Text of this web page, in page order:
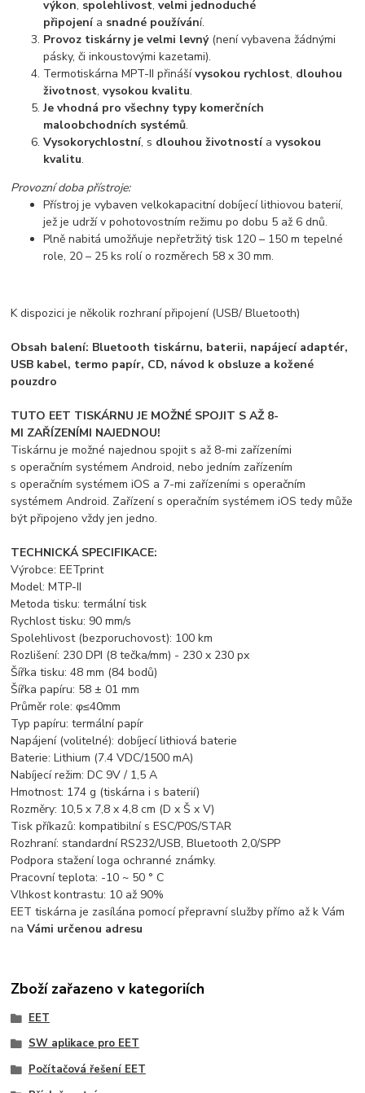
výkon, spolehlivost,velmi jednoduché
připojenía snadné používání.
Provoz tiskárny je velmi levný(není vybavena žádnými
pásky, či inkoustovými kazetami).
Termotiskárna MPT-II přinášívysokou rychlost, dlouhou
životnost, vysokou kvalitu.
Je vhodná pro všechny typy komerčních
maloobchodních systémů.
Vysokorychlostní, s dlouhou životnostíavysokou
kvalitu.
Provozní doba přístroje:
Přístroj je vybaven velkokapacitní dobíjecí lithiovou baterií,
jež je udrží v pohotovostním režimu po dobu 5 až 6 dnů.
Plně nabitá umožňuje nepřetržitý tisk 120 – 150 m tepelné
role, 20 – 25 ks rolí o rozměrech 58 x 30 mm.
K dispozici je několik rozhraní připojení (USB/ Bluetooth)
Obsah balení: Bluetooth tiskárnu, baterii, napájecí adaptér,
USB kabel, termo papír, CD, návod k obsluze a kožené
pouzdro
TUTO EET TISKÁRNU JE MOŽNÉ SPOJIT S AŽ 8-
MI ZAŘÍZENÍMI NAJEDNOU!
Tiskárnu je možné najednou spojit s až 8-mi zařízeními
s operačním systémem Android, nebo jedním zařízením
s operačním systémem iOS a 7-mi zařízeními s operačním
systémem Android. Zařízení s operačním systémem iOS tedy může
být připojeno vždy jen jedno.
TECHNICKÁ SPECIFIKACE:
Výrobce: EETprint
Model: MTP-II
Metoda tisku: termální tisk
Rychlost tisku: 90 mm/s
Spolehlivost (bezporuchovost): 100 km
Rozlišení: 230 DPI (8 tečka/mm) - 230 x 230 px
Šířka tisku: 48 mm (84 bodů)
Šířka papíru: 58 ± 01 mm
Průměr role: φ≤40mm
Typ papíru: termální papír
Napájení (volitelné): dobíjecí lithiová baterie
Baterie: Lithium (7.4 VDC/1500 mA)
Nabíjecí režim: DC 9V / 1,5 A
Hmotnost: 174 g (tiskárna i s baterií)
Rozměry: 10,5 x 7,8 x 4,8 cm (D x Š x V)
Tisk příkazů: kompatibilní s ESC/P0S/STAR
Rozhraní: standardní RS232/USB, Bluetooth 2,0/SPP
Podpora stažení loga ochranné známky.
Pracovní teplota: -10 ~ 50 ° C
Vlhkost kontrastu: 10 až 90%
EET tiskárna je zasílána pomocí přepravní služby přímo až k Vám
naVámi určenou adresu
Zboží zařazeno v kategoriích
EET
SW aplikace pro EET
Počítačová řešení EET